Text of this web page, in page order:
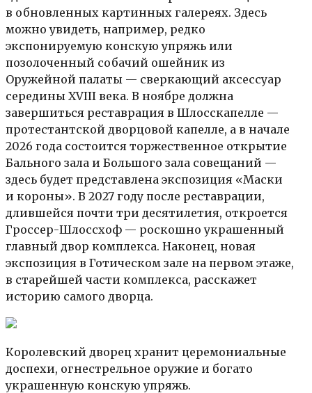
в обновленных картинных галереях. Здесь
можно увидеть, например, редко
экспонируемую конскую упряжь или
позолоченный собачий ошейник из
Оружейной палаты — сверкающий аксессуар
середины XVIII века. В ноябре должна
завершиться реставрация в Шлосскапелле —
протестантской дворцовой капелле, а в начале
2026 года состоится торжественное открытие
Бального зала и Большого зала совещаний —
здесь будет представлена экспозиция «Маски
и короны». В 2027 году после реставрации,
длившейся почти три десятилетия, откроется
Гроссер-Шлоссхоф — роскошно украшенный
главный двор комплекса. Наконец, новая
экспозиция в Готическом зале на первом этаже,
в старейшей части комплекса, расскажет
историю самого дворца.
Королевский дворец хранит церемониальные
доспехи, огнестрельное оружие и богато
украшенную конскую упряжь.